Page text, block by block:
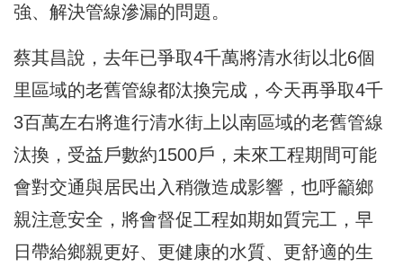
強、解決管線滲漏的問題。
蔡其昌說，去年已爭取4千萬將清水街以北6個
里區域的老舊管線都汰換完成，今天再爭取4千
3百萬左右將進行清水街上以南區域的老舊管線
汰換，受益戶數約1500戶，未來工程期間可能
會對交通與居民出入稍微造成影響，也呼籲鄉
親注意安全，將會督促工程如期如質完工，早
日帶給鄉親更好、更健康的水質、更舒適的生